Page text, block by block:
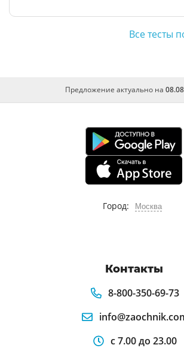
Все тесты
Предложение актуально на
Город: Москва
Контакты
8-800-350-69-73
с 7.00 до 23.00